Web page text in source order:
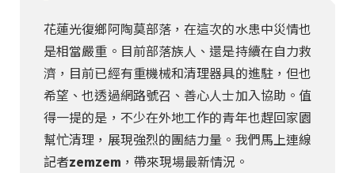
花蓮光復鄉阿陶莫部落，在這次的水患中災情也
是相當嚴重。目前部落族人、還是持續在自力救
濟，目前已經有重機械和清理器具的進駐，但也
希望、也透過網路號召、善心人士加入協助。值
得一提的是，不少在外地工作的青年也趕回家園
幫忙清理，展現強烈的團結力量。我們馬上連線
記者zemzem，帶來現場最新情況。